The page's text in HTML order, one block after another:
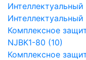
Интеллектуальный
Комплексное
NJBK1-80 (10)
Комплексное